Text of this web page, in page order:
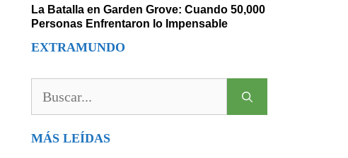
La Batalla en Garden Grove: Cuando 50,000
Personas Enfrentaron lo Impensable
EXTRAMUNDO
MÁS LEÍDAS